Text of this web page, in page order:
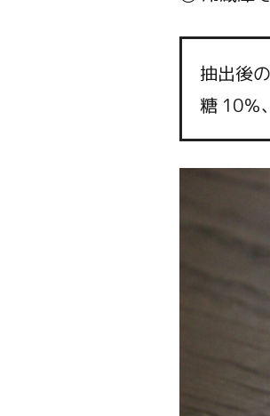
抽出後
糖 10％